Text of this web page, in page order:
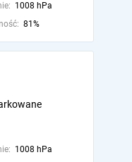
1008 hPa
81%
1008 hPa